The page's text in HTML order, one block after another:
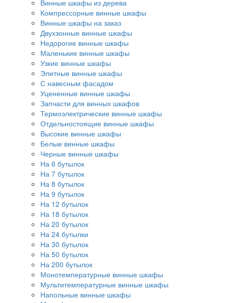
Винные шкафы из дерева
Компрессорные винные шкафы
Винные шкафы на заказ
Двухзонные винные шкафы
Недорогие винные шкафы
Маленькие винные шкафы
Узкие винные шкафы
Элитные винные шкафы
С навесным фасадом
Уцененные винные шкафы
Запчасти для винных шкафов
Термоэлектрические винные шкафы
Отдельностоящие винные шкафы
Высокие винные шкафы
Белые винные шкафы
Черные винные шкафы
На 6 бутылок
На 7 бутылок
На 8 бутылок
На 9 бутылок
На 12 бутылок
На 18 бутылок
На 20 бутылок
На 24 бутылки
На 30 бутылок
На 50 бутылок
На 200 бутылок
Монотемпературные винные шкафы
Мультитемпературные винные шкафы
Напольные винные шкафы